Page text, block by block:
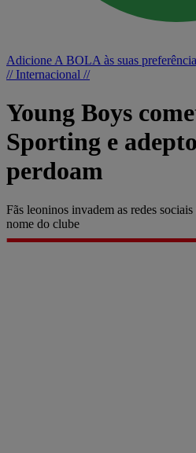
Adicione A BOLA às suas
// Internacional //
Young Boys
Sporting e
perdoam
Fãs leoninos invadem as redes
nome do clube